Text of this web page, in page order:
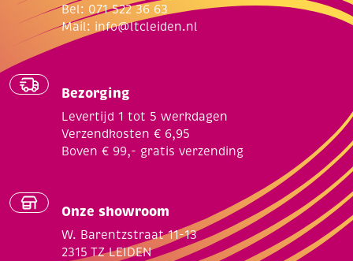
Bel: 071 522 36 63
Mail: info@ltcleiden.nl
Bezorging
Levertijd 1 tot 5 werkdagen
Verzendkosten € 6,95
Boven € 99,- gratis verzending
Onze showroom
W. Barentzstraat 11-13
2315 TZ LEIDEN